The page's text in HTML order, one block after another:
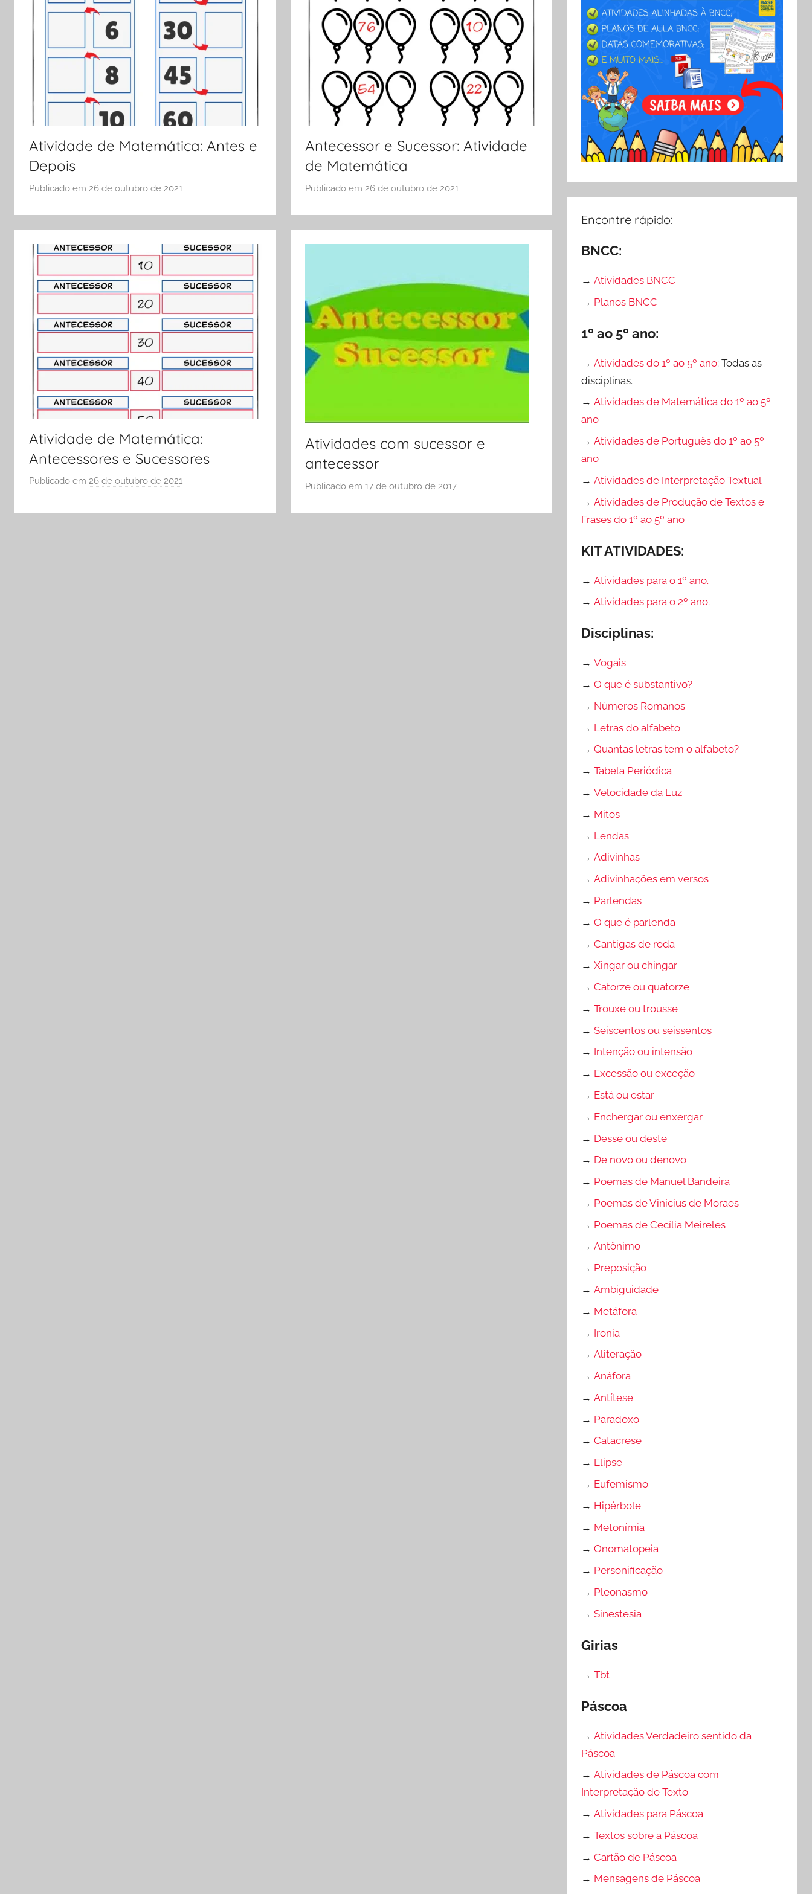
Vestibular,
matérias
estudo.
Atividade de Matemática: Antes e
Depois
Publicado em 26 de outubro de 2021
Ó
S
C
O
L
Antecessor e Sucessor: Atividade
de Matemática
Publicado em26 de outubro de 2021
S
O
L
A
Atividade de Matemática:
Antecessores e Sucessores
Publicado em 26 de outubro de 2021
r
Atividades com sucessor e
antecessor
Publicado em17 de outubro de 2017
Encontre rápido:
BNCC:
→Atividades BNCC
→ Planos BNCC
1º ao 5º ano:
→Atividades do 1º ao 5º ano: Todas as
disciplinas.
→Atividades de Matemática do 1º ao 5º
ano
→Atividades de Português do 1º ao 5º
ano
→Atividades de Interpretação Textual
→Atividades de Produção de Textos e
Frases do 1º ao 5º ano
KIT ATIVIDADES:
→Atividades para o 1º ano.
→Atividades para o 2º ano.
Disciplinas:
→Vogais
→O que é substantivo?
→ Números Romanos
→ Letras do alfabeto
→Quantas letras tem o alfabeto?
→Tabela Periódica
→Velocidade da Luz
→ Mitos
→ Lendas
→Adivinhas
→Adivinhações em versos
→ Parlendas
→O que é parlenda
→Cantigas de roda
→Xingar ou chingar
→Catorze ou quatorze
→Trouxe ou trousse
→Seiscentos ou seissentos
→ Intenção ou intensão
→ Excessão ou exceção
→ Está ou estar
→ Enchergar ou enxergar
→ Desse ou deste
→ De novo ou denovo
→ Poemas de Manuel Bandeira
→ Poemas de Vinícius de Moraes
→ Poemas de Cecília Meireles
→Antônimo
→ Preposição
→Ambiguidade
→ Metáfora
→ Ironia
→Aliteração
→Anáfora
→Antítese
→ Paradoxo
→Catacrese
→ Elipse
→ Eufemismo
→ Hipérbole
→ Metonímia
→Onomatopeia
→ Personificação
→ Pleonasmo
→Sinestesia
Girias
→Tbt
Páscoa
→Atividades Verdadeiro sentido da
Páscoa
→Atividades de Páscoa com
Interpretação de Texto
→Atividades para Páscoa
→Textos sobre a Páscoa
→Cartão de Páscoa
→ Mensagens de Páscoa